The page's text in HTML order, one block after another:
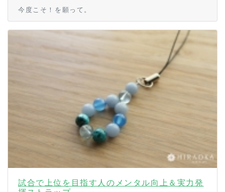
今度こそ！を願って。
試合で上位を目指す人のメンタル向上＆実力発